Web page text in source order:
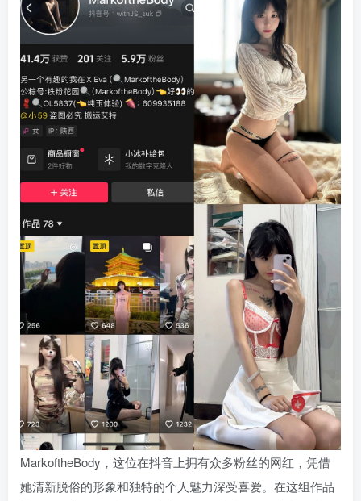
MarkoftheBody，这位在抖音上拥有众多粉丝的网红，凭借
她清新脱俗的形象和独特的个人魅力深受喜爱。在这组作品